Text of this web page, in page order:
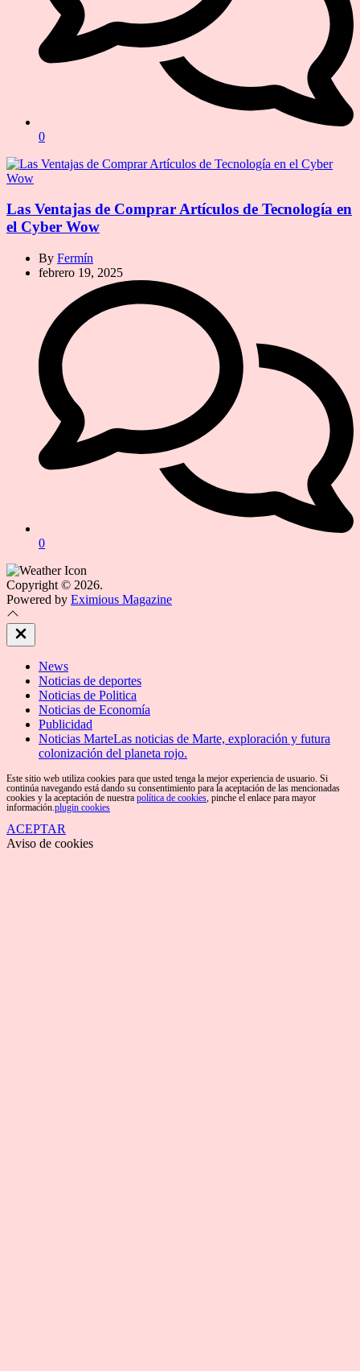
0
Las Ventajas de Comprar Artículos de Tecnología en
el Cyber Wow
By Fermín
febrero 19, 2025
0
Copyright © 2026.
Powered by Eximious Magazine
Close
Off
News
Noticias de deportes
Noticias de Politica
Noticias de Economía
Publicidad
Noticias MarteLas noticias de Marte, exploración y futura
colonización del planeta rojo.
Este sitio web utiliza cookies para que usted tenga la mejor experiencia de usuario. Si
continúa navegando está dando su consentimiento para la aceptación de las mencionadas
cookies y la aceptación de nuestra política de cookies , pinche el enlace para mayor
información. plugin cookies
ACEPTAR
Aviso de cookies